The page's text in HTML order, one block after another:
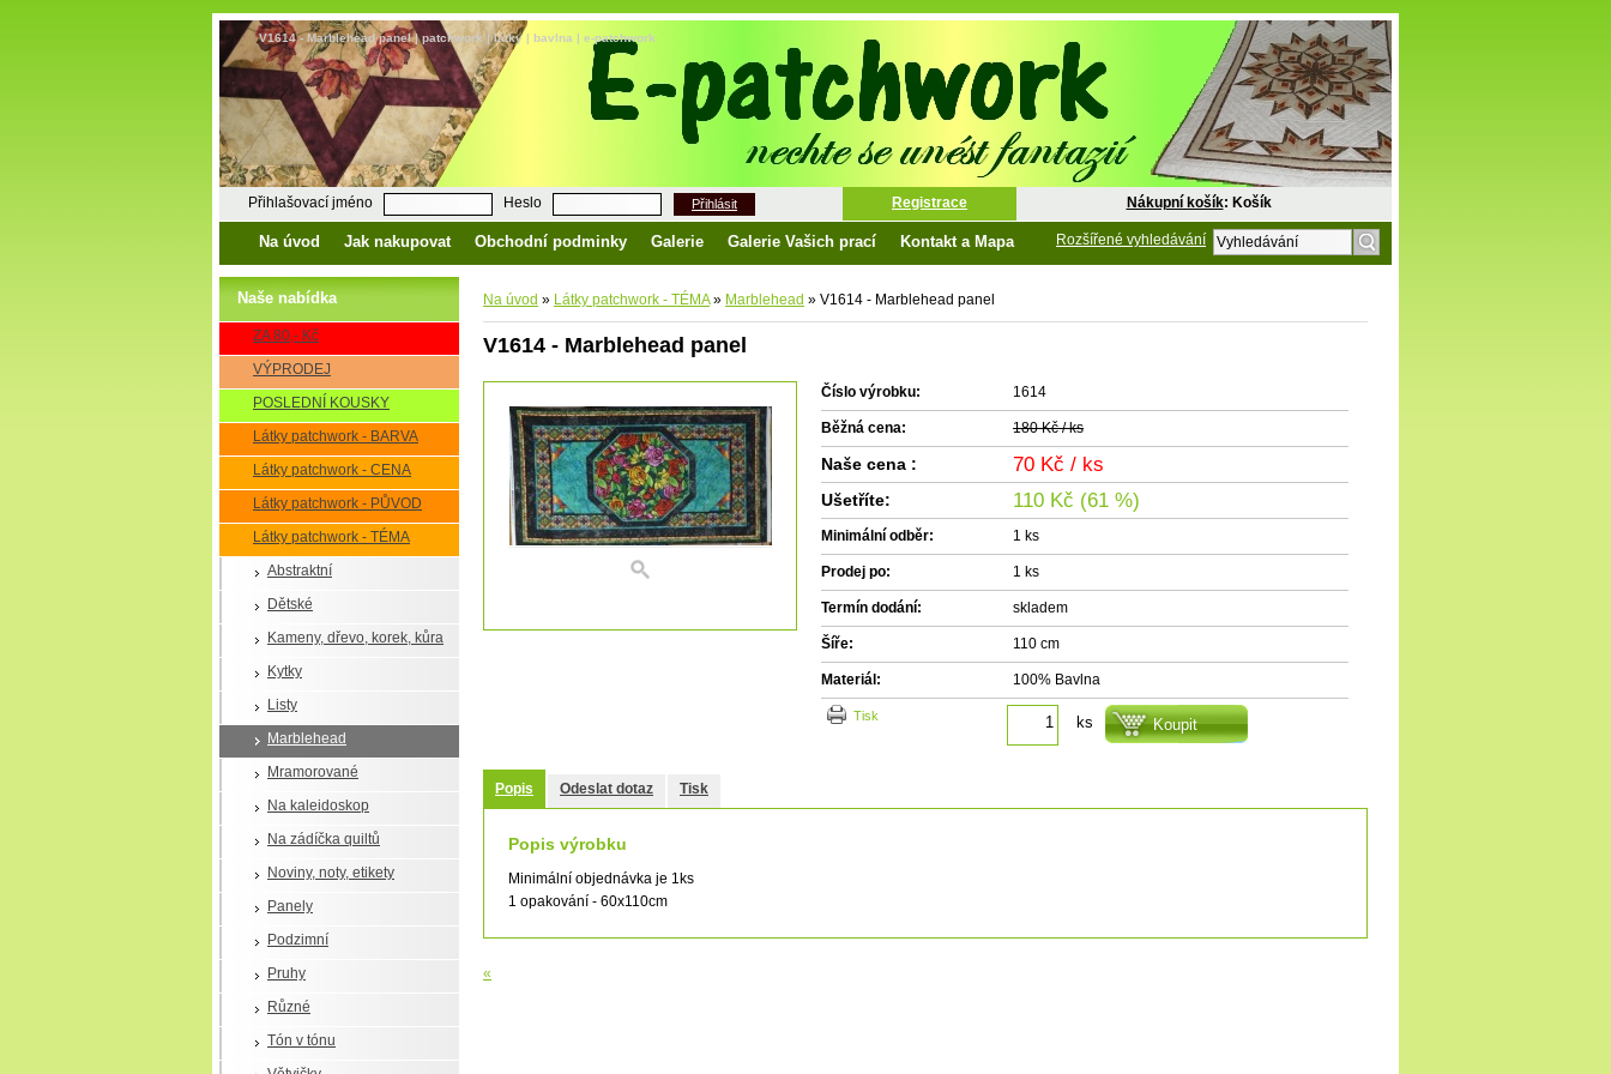
V1614 - Marblehead panel | patchwork | látky | bavlna | e-patchwork
Přihlašovací jméno Heslo Přihlásit Registrace Nákupní košík: Košík
Na úvod Jak nakupovat Obchodní podminky Galerie Galerie Vašich prací Kontakt a Mapa Rozšířené vyhledávání
Naše nabídka
ZA 80,- Kč
VÝPRODEJ
POSLEDNÍ KOUSKY
Látky patchwork - BARVA
Látky patchwork - CENA
Látky patchwork - PŮVOD
Látky patchwork - TÉMA
Abstraktní
Dětské
Kameny, dřevo, korek, kůra
Kytky
Listy
Marblehead
Mramorované
Na kaleidoskop
Na zádíčka quiltů
Noviny, noty, etikety
Panely
Podzimní
Pruhy
Různé
Tón v tónu
Na úvod » Látky patchwork - TÉMA » Marblehead » V1614 - Marblehead panel
V1614 - Marblehead panel
Číslo výrobku: 1614
Běžná cena: 180 Kč / ks
Naše cena : 70 Kč / ks
Ušetříte: 110 Kč (61 %)
Minimální odběr: 1 ks
Prodej po: 1 ks
Termín dodání: skladem
Šíře: 110 cm
Materiál: 100% Bavlna
tisk ks
Popis Odeslat dotaz Tisk
Popis výrobku
Minimální objednávka je 1ks
1 opakování - 60x110cm
«